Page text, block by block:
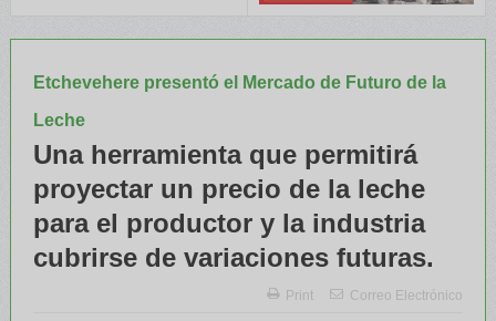
Etchevehere presentó el Mercado de Futuro de la
Leche
Una herramienta que permitirá
proyectar un precio de la leche
para el productor y la industria
cubrirse de variaciones futuras.
Print Correo Electrónico